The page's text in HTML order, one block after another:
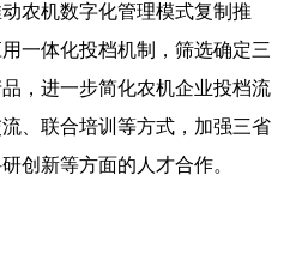
农机数字化管理模式复制推
一体化投档机制，筛选确定三
，进一步简化农机企业投档流
、联合培训等方式，加强三省
创新等方面的人才合作。